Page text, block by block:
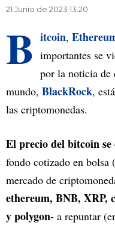
21 Junio de 2023 13.20
B itcoin,
importantes se
por la noticia de
mundo, BlackRock,
las criptomonedas.
El precio del bitcoin
fondo cotizado en bolsa (
mercado de
ethereum, BNB, XRP,
y polygon- a repuntar